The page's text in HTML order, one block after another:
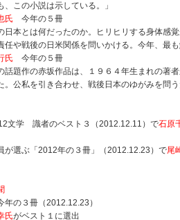
、この小説は示している。」
氏 今年の５冊
本とは何だったのか。ヒリヒリする身体感
任や戦後の日米関係を問いかける。今年、最
氏 今年の５冊
題作の赤坂作品は、１９６４年生まれの著
。公私を引き合わせ、戦後日本のゆがみを問
文学 識者のベスト３（2012.12.11）で石原
が選ぶ「2012年の３冊」（2012.12.23）で尾
の３冊（2012.12.23）
氏がベスト１に選出